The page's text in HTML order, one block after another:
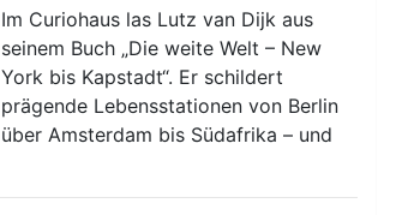
Im Curiohaus las Lutz van Dijk aus
seinem Buch „Die weite Welt – New
York bis Kapstadt“. Er schildert
prägende Lebensstationen von Berlin
über Amsterdam bis Südafrika – und